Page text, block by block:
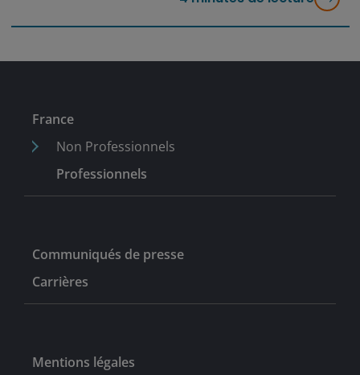
France
Non Professionnels
Professionnels
Communiqués de presse
Carrières
Mentions légales